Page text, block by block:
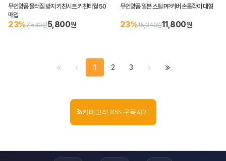
무인양품 물러짐 방지 키친시트 키친타월 50
매입
23%7,540원5,800원
무인양품 일본 스틸 PP커버 손톱깎이 대형
23%15,340원11,800원
1 2 3
카테고리 RSS 구독하기